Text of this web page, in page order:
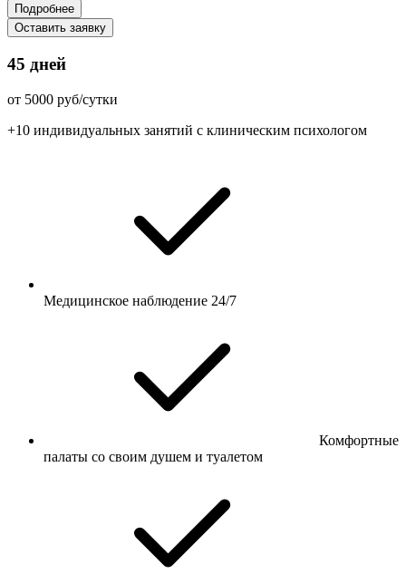
Подробнее
Оставить заявку
45 дней
от 5000 руб/сутки
+10 индивидуальных занятий с клиническим психологом
Медицинское наблюдение 24/7
Комфортные
палаты со своим душем и туалетом